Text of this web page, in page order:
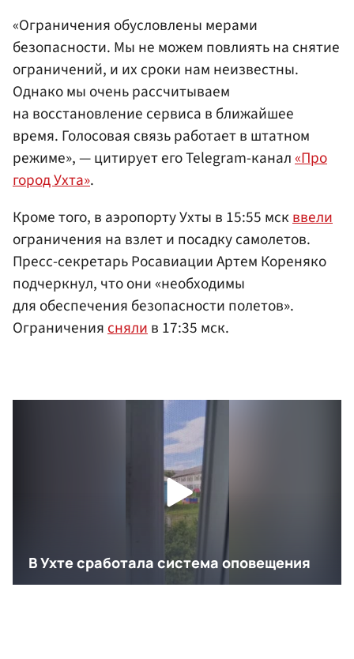
«Ограничения обусловлены мерами
безопасности. Мы не можем повлиять на снятие
ограничений, и их сроки нам неизвестны.
Однако мы очень рассчитываем
на восстановление сервиса в ближайшее
время. Голосовая связь работает в штатном
режиме», — цитирует его Telegram-канал«Про
город Ухта».
Кроме того, в аэропорту Ухты в 15:55 мскввели
ограничения на взлет и посадку самолетов.
Пресс-секретарь Росавиации Артем Кореняко
подчеркнул, что они «необходимы
для обеспечения безопасности полетов».
Ограниченияснялив 17:35 мск.